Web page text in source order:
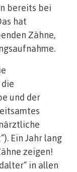
bereits bei
hat
Zähne,
und der
Ein Jahr lang
zeigen!
in allen